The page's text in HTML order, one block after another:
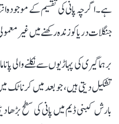
ہے۔ اگرچہ پانی کی تقسیم کے موجودہ
جنگلات دریا کو زندہ رکھنے میں غیر
برہماگیری کی پہاڑیوں سے نکلنے والی
تشکیل دیتی ہیں، جو بعد میں کرناٹک
بارش کبنی ڈیم میں پانی کی سطح